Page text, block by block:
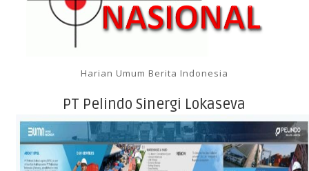
Harian Umum Berita Indonesia
PT Pelindo Sinergi Lokaseva